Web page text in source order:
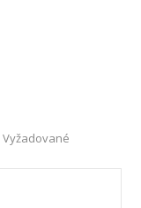
Vyžadované